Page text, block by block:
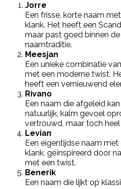
Jorre
Een frisse, korte naam
klank. Het heeft een
maar past goed binnen
naamtraditie.
Meesjan
Een unieke combinatie
met een moderne twist.
heeft een vernieuwend
Rivano
Een naam die afgeleid kan
natuurlijk, kalm gevoel
vertrouwd, maar toch heel
Levian
Een eigentijdse naam
klank, geïnspireerd door
met een twist.
Benerik
Een naam die lijkt op